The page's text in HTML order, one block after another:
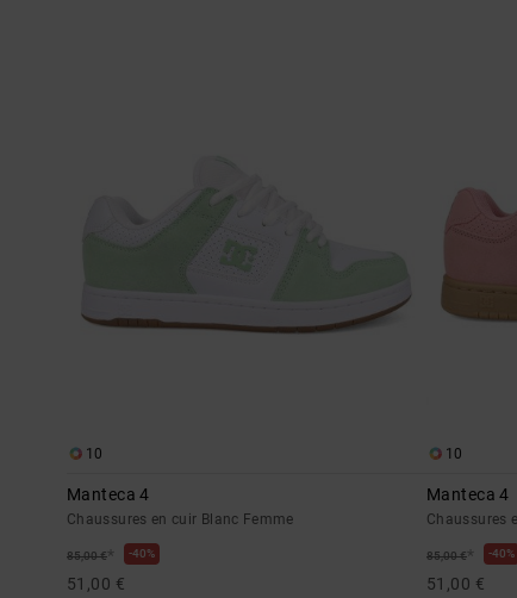
10
Manteca 4
Chaussures en cuir Blanc Femme
85,00 €* 40%
51,00 €
10
Manteca 4
Chaussures
85,00 €* 40%
51,00 €